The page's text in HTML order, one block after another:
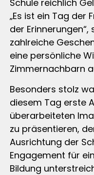
Schule reichlich
„Es ist ein Tag der
der
zahlreiche
eine persönliche
Zimmernachbarn
Besonders stolz
diesem Tag erste
überarbeiteten
zu präsentieren,
Ausrichtung der
Engagement für
Bildung